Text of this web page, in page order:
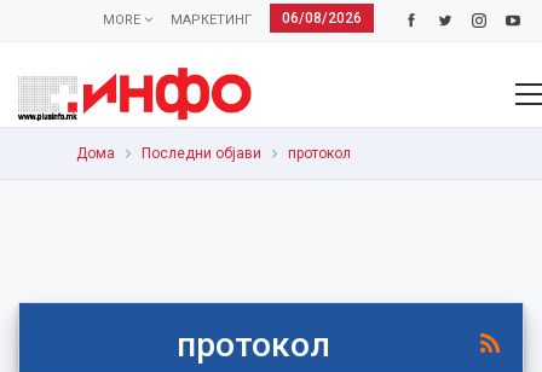
06/08/2026
МАРКЕТИНГ
MORE
Дома Последни објави протокол
протокол